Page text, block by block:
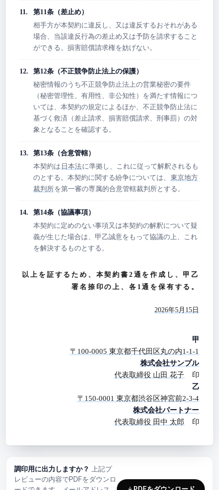
第11条（差止め）
相手方が本契約に違反し、又は違反するおそれがある
場合、当該違反行為の差止め又は予防を請求すること
ができる。損害賠償請求権を妨げない。
第12条（不正競争防止法上の保護）
秘密情報のうち不正競争防止法上の営業秘密の要件
（秘密管理性、有用性、非公知性）を満たす情報につ
いては、本契約の規定によるほか、不正競争防止法に
基づく救済（差止請求、損害賠償請求、刑事罰）の対
象となることを確認する。
第13条（合意管轄）
本契約は 日本法に準拠し、これに従って解釈されるも
のとする。本契約に関する紛争については、 東京地方
裁判所を第一審の専属的合意管轄裁判所とする。
第14条（協議事項）
本契約に定めのない事項又は本契約の解釈について疑
義が生じた場合は、甲乙誠意をもって協議の上、これ
を解決するものとする。
以上を証するため、本契約書2通を作成し、甲乙
署名捺印の上、各1通を保有する。
2026年5月15日
甲
〒100-0005 東京都千代田区丸の内1-1-1
株式会社サンプル
代表取締役 山田 花子 印
乙
〒150-0001 東京都渋谷区神宮前2-3-4
株式会社パートナー
代表取締役 田中 太郎
印
調印用に出力しますか？
上記プ
レビューの内容でPDFをダウンロ